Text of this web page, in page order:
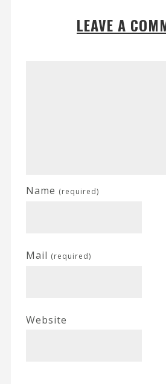
LEAVE A
Name (required)
Mail (required)
Website